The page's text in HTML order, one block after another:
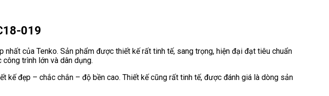
019
của Tenko. Sản phẩm được thiết kế rất tinh tế, sang trọng, hiện đại đạt tiêu chuẩn
trình lớn và dân dụng.
kế đẹp – chắc chắn – độ bền cao. Thiết kế cũng rất tinh tế, được đánh giá là dòng sản